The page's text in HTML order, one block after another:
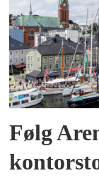
Følg